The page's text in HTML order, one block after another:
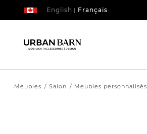
| Français
English
Meubles Salon Meubles personnalisés